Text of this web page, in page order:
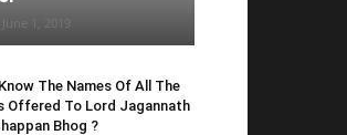
The Names Of All The
Offered To Lord Jagannath
Bhog ?